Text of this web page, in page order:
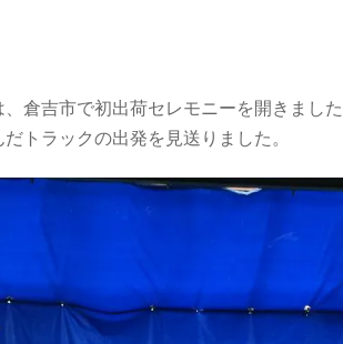
倉吉市で初出荷セレモニーを開きまし
トラックの出発を見送りました。